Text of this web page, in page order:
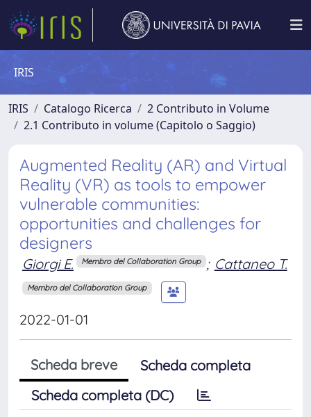
IRIS
IRIS Catalogo Ricerca
2 Contributo in Volume
2.1 Contributo in volume (Capitolo o Saggio)
Augmented Reality (AR) and Virtual
Reality (VR) as tools to empower
vulnerable communities:
opportunities and challenges for
designers
Giorgi E. Membro del Collaboration Group ; Cattaneo T.
Membro del Collaboration Group
2022-01-01
Scheda breve
Scheda completa
Scheda completa (DC)